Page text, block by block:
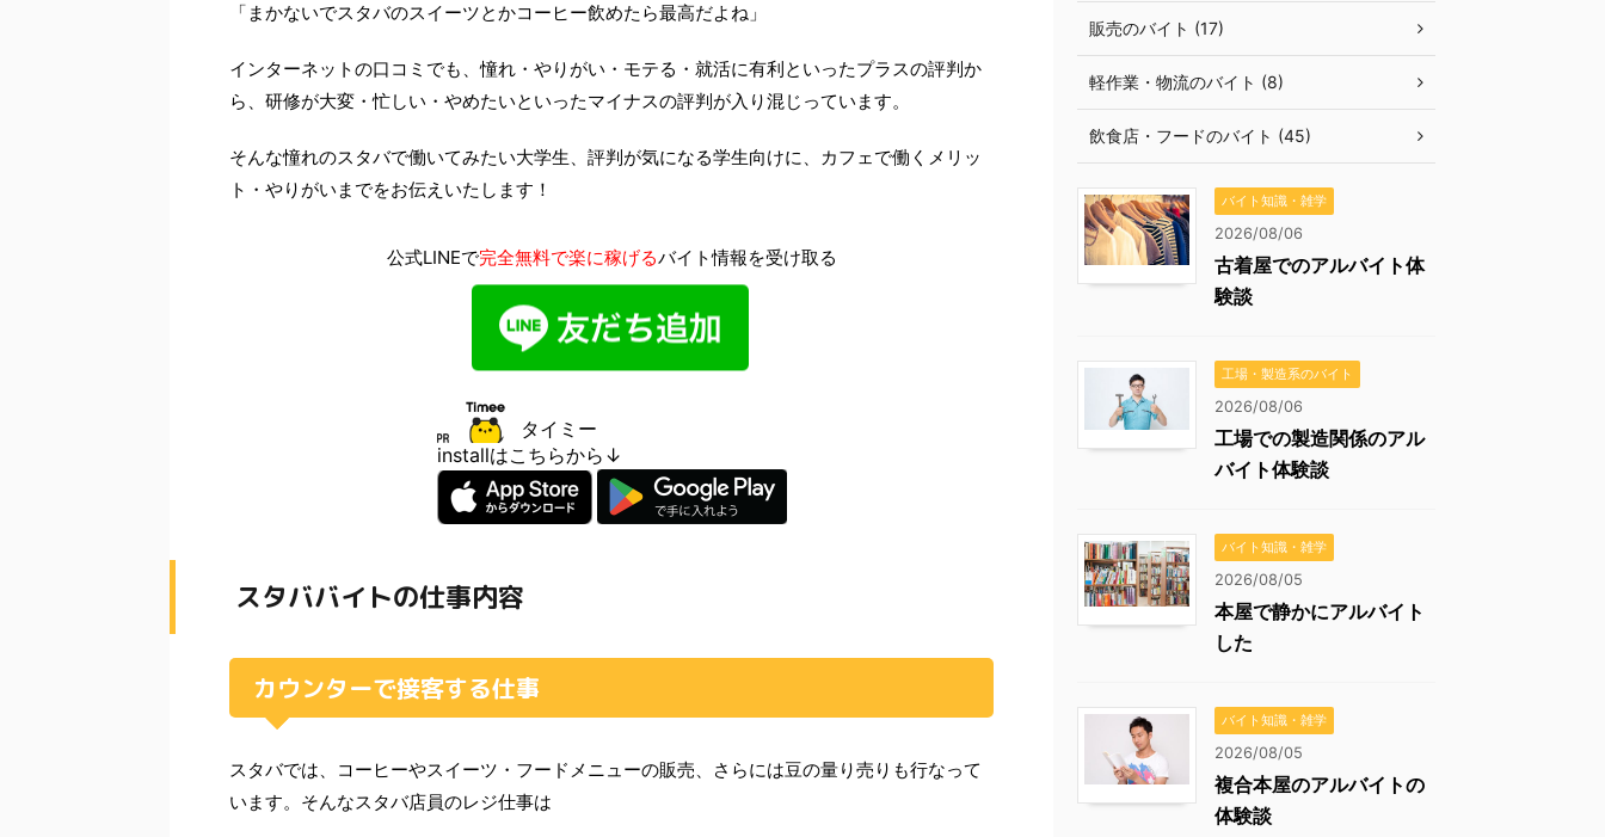
「まかないでスタバのスイーツとかコーヒー飲めたら最高だよね」
インターネットの口コミでも、憧れ・やりがい・モテる・就活に有利といったプラスの評判か
ら、研修が大変・忙しい・やめたいといったマイナスの評判が入り混じっています。
そんな憧れのスタバで働いてみたい大学生、評判が気になる学生向けに、カフェで働くメリッ
ト・やりがいまでをお伝えいたします！
公式LINEで完全無料で楽に稼げるバイト情報を受け取る
タイミー
installはこちらから↓
スタババイトの仕事内容
カウンターで接客する仕事
スタバでは、コーヒーやスイーツ・フードメニューの販売、さらには豆の量り売りも行なって
います。そんなスタバ店員のレジ仕事は
販売のバイト (17)
軽作業・物流のバイト (8)
飲食店・フードのバイト (45)
バイト知識・雑学
2026/08/06
古着屋でのアルバイト体
験談
工場・製造系のバイト
2026/08/06
工場での製造関係のアル
バイト体験談
バイト知識・雑学
2026/08/05
本屋で静かにアルバイト
した
バイト知識・雑学
2026/08/05
複合本屋のアルバイトの
体験談